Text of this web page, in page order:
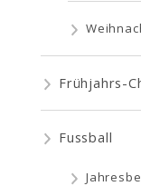
Frühjahrs-
Fussball